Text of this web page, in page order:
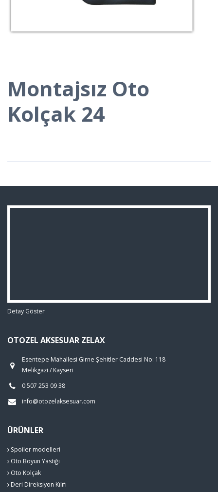
Montajsız Oto
Kolçak 24
Detay Göster
OTOZEL AKSESUAR ZELAX
Esentepe Mahallesi Girne Şehitler Caddesi No: 118
Melikgazi / Kayseri
0 507 253 09 38
info@otozelaksesuar.com
ÜRÜNLER
Spoiler modelleri
Oto Boyun Yastığı
Oto Kolçak
Deri Direksiyon Kılıfı